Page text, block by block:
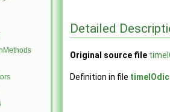
Detailed
Original source file
Definition in file